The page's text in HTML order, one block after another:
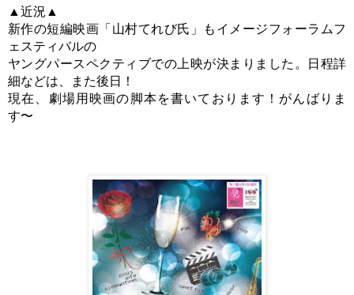
▲近況▲
新作の短編映画「山村てれび氏」もイメージフォーラムフ
ェスティバルの
ヤングパースペクティブでの上映が決まりました。日程詳
細などは、また後日！
現在、劇場用映画の脚本を書いております！がんばりま
す〜